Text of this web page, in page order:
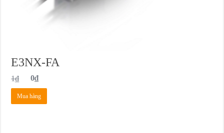
E3NX-FA
1₫ 0₫
Mua hàng